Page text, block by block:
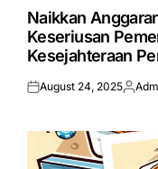
INNaikkan
Keseriusan
Kesejahteraan
Posted
August 24, 2025Posted